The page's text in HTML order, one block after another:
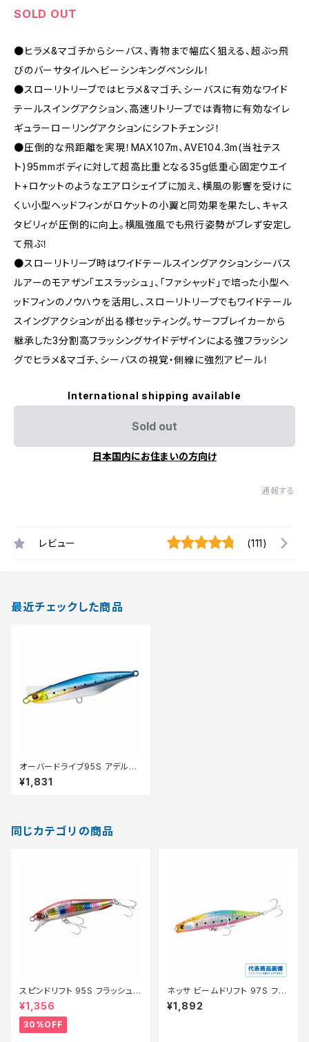
SOLD OUT
●ヒラメ&マゴチからシーバス、青物まで幅広く狙える、超ぶっ飛
びのバーサタイルヘビーシンキングペンシル！
●スローリトリーブではヒラメ&マゴチ、シーバスに有効なワイド
テールスイングアクション、高速リトリーブでは青物に有効なイレ
ギュラーローリングアクションにシフトチェンジ！
●圧倒的な飛距離を実現！MAX107m、AVE104.3m(当社テス
ト)95mmボディに対して超高比重となる35g低重心固定ウエイ
ト+ロケットのようなエアロシェイプに加え、横風の影響を受けに
くい小型ヘッドフィンがロケットの小翼と同効果を果たし、キャス
タビリィが圧倒的に向上。横風強風でも飛行姿勢がブレず安定し
て飛ぶ！
●スローリトリーブ時はワイドテールスイングアクションシーバス
ルアーのモアザン「エスラッシュ」、「ファシャッド」で培った小型ヘ
ッドフィンのノウハウを活用し、スローリトリーブでもワイドテール
スイングアクションが出る様セッティング。サーフブレイカーから
継承した3分割高フラッシングサイドデザインによる強フラッシン
グでヒラメ&マゴチ、シーバスの視覚・側線に強烈アピール！
International shipping available
Sold out
日本国内にお住まいの方向け
通報する
レビュー (111)
最近チェックした商品
オーバードライブ95S アデルマ
イワシ
¥1,831
同じカテゴリの商品
スピンドリフト 95S フラッシュブ
ースト XF−H95V NヒラメCAN
DY002【特価ルアー】【30】
¥1,356
30%OFF
ネッサ ビームドリフト 97S フラ
ッシュブースト XG-R97XA【特
価ルアー】【20】
¥1,892